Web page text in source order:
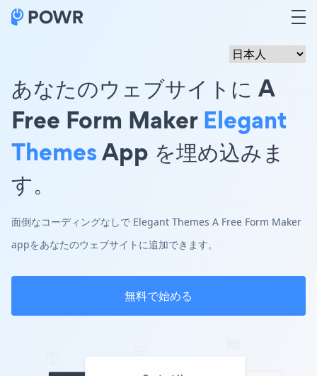
あなたのウェブサイトに A
Free Form MakerElegant
ThemesApp を埋め込みま
す。
面倒なコーディングなしで Elegant Themes A Free Form Maker
appをあなたのウェブサイトに追加できます。
無料で始める